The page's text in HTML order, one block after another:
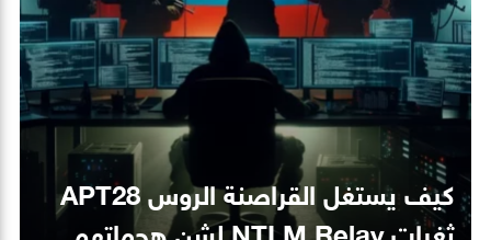
كيف يستغل القراصنة الروس APT28
ثغرات NTLM Relay لشن هجماتهم